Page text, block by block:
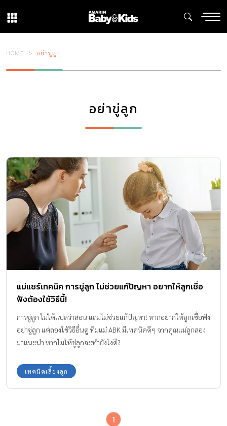
HOME อย่าขู่ลูก
อย่าขู่ลูก
แม่แชร์เทคนิค การขู่ลูก ไม่ช่วยแก้ปัญหา อยากให้ลูกเชื่อ
ฟังต้องใช้วิธีนี้!
การขู่ลูก ไม่ได้แปลว่าสอน แถมไม่ช่วยแก้ปัญหา! หากอยากให้ลูกเชื่อฟัง
อย่าขู่ลูก แต่ลองใช้วิธีอื่นดู ทีมแม่ ABK มีเทคนิคดีๆ จากคุณแม่ลูกสอง
มาแนะนำ หากไม่ให้ขู่ลูกจะทำยังไงดี?
เทคนิคเลี้ยงลูก
1